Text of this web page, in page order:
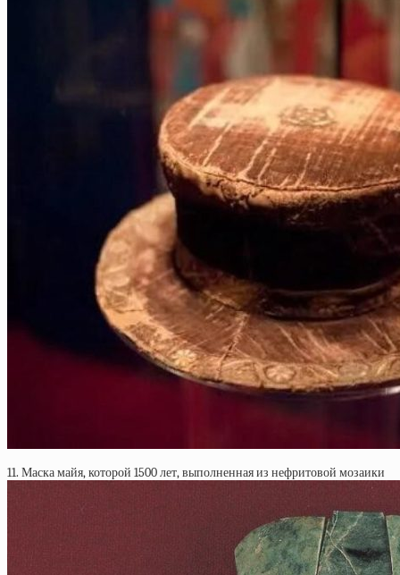
11. Маска майя, которой 1500 лет, выполненная из нефритовой мозаики